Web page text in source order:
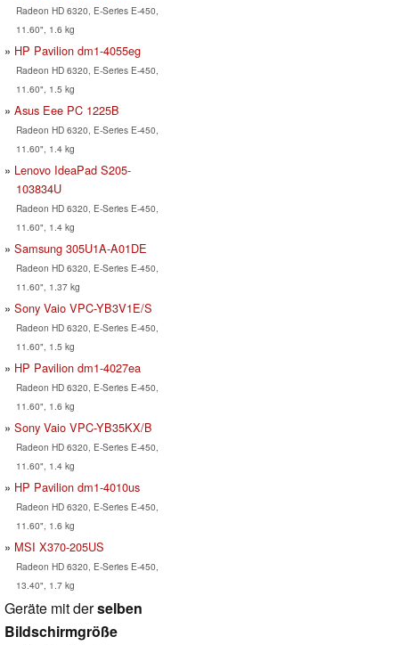
Radeon HD 6320, E-Series E-450,
11.60", 1.6 kg
HP Pavilion dm1-4055eg
Radeon HD 6320, E-Series E-450,
11.60", 1.5 kg
Asus Eee PC 1225B
Radeon HD 6320, E-Series E-450,
11.60", 1.4 kg
Lenovo IdeaPad S205-
103834U
Radeon HD 6320, E-Series E-450,
11.60", 1.4 kg
Samsung 305U1A-A01DE
Radeon HD 6320, E-Series E-450,
11.60", 1.37 kg
Sony Vaio VPC-YB3V1E/S
Radeon HD 6320, E-Series E-450,
11.60", 1.5 kg
HP Pavilion dm1-4027ea
Radeon HD 6320, E-Series E-450,
11.60", 1.6 kg
Sony Vaio VPC-YB35KX/B
Radeon HD 6320, E-Series E-450,
11.60", 1.4 kg
HP Pavilion dm1-4010us
Radeon HD 6320, E-Series E-450,
11.60", 1.6 kg
MSI X370-205US
Radeon HD 6320, E-Series E-450,
13.40", 1.7 kg
Geräte mit derselben
Bildschirmgröße